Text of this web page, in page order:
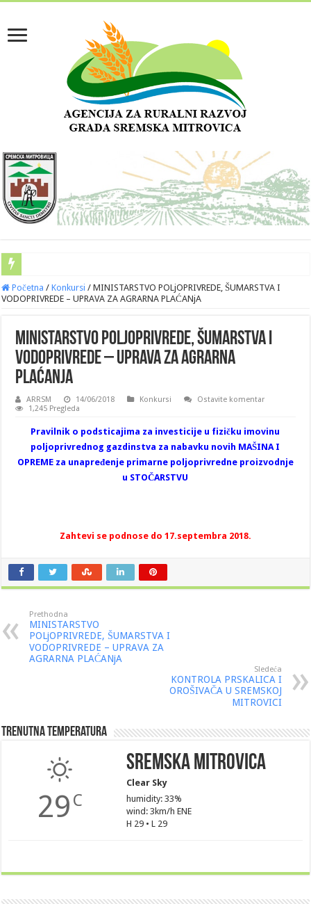
Početna / Konkursi / MINISTARSTVO POLjOPRIVREDE, ŠUMARSTVA I
VODOPRIVREDE – UPRAVA ZA AGRARNA PLAĆANjA
MINISTARSTVO POLjOPRIVREDE, ŠUMARSTVA I
VODOPRIVREDE – UPRAVA ZA AGRARNA
PLAĆANjA
ARRSM 14/06/2018 Konkursi
Ostavite komentar
1,245 Pregleda
Pravilnik o podsticajima za investicije u fizičku imovinu
poljoprivrednog gazdinstva za nabavku novih MAŠINA I
OPREME za unapređenje primarne poljoprivredne proizvodnje
u STOČARSTVU
Zahtevi se podnose do 17.septembra 2018.
Prethodna
MINISTARSTVO
POLjOPRIVREDE, ŠUMARSTVA I
VODOPRIVREDE – UPRAVA ZA
AGRARNA PLAĆANjA
Sledeća
KONTROLA PRSKALICA I
OROŠIVAČA U SREMSKOJ
MITROVICI
Trenutna Temperatura
29 C
Sremska Mitrovica
Clear Sky
humidity: 33%
wind: 3km/h ENE
H 29 • L 29